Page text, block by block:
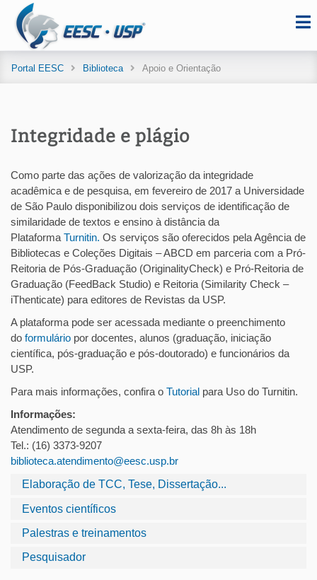
Portal EESC Biblioteca Apoio e Orientação
Elaboração de TCC, Tese, Dissertação...
Eventos científicos
Palestras e treinamentos
Pesquisador
Integridade e plágio
Como parte das ações de valorização da integridade
acadêmica e de pesquisa, em fevereiro de 2017 a Universidade
de São Paulo disponibilizou dois serviços de identificação de
similaridade de textos e ensino à distância da
Plataforma Turnitin. Os serviços são oferecidos pela Agência de
Bibliotecas e Coleções Digitais – ABCD em parceria com a Pró-
Reitoria de Pós-Graduação (OriginalityCheck) e Pró-Reitoria de
Graduação (FeedBack Studio) e Reitoria (Similarity Check –
iThenticate) para editores de Revistas da USP.
A plataforma pode ser acessada mediante o preenchimento
do formulário por docentes, alunos (graduação, iniciação
científica, pós-graduação e pós-doutorado) e funcionários da
USP.
Para mais informações, confira o Tutorial para Uso do Turnitin.
Informações:
Atendimento de segunda a sexta-feira, das 8h às 18h
Tel.: (16) 3373-9207
biblioteca.atendimento@eesc.usp.br